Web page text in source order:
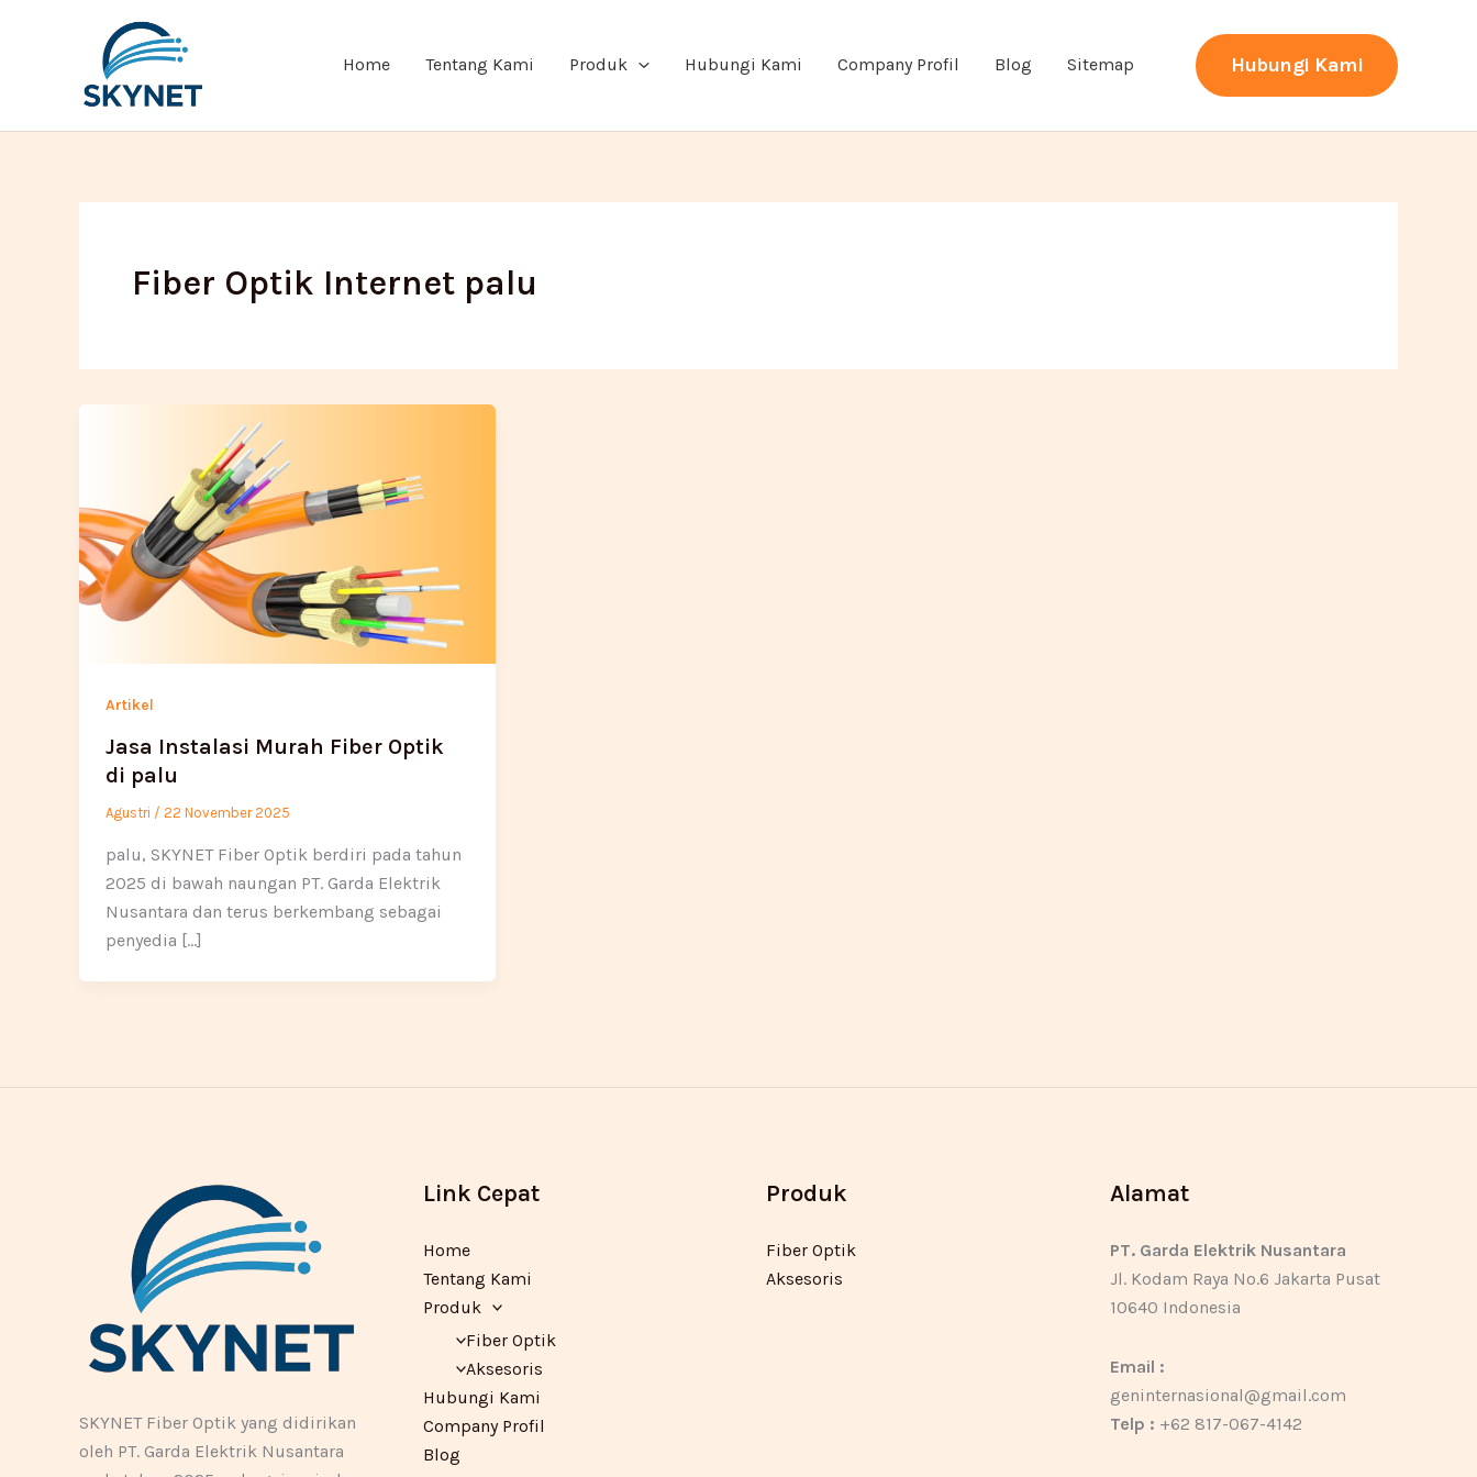
Home Tentang Kami Produk Hubungi Kami Company Profil Blog Sitemap Hubungi Kami
Fiber Optik Internet palu
Artikel
Jasa Instalasi Murah Fiber Optik
di palu
Agustri / 22 November 2025
palu, SKYNET Fiber Optik berdiri pada tahun
2025 di bawah naungan PT. Garda Elektrik
Nusantara dan terus berkembang sebagai
penyedia […]
SKYNET Fiber Optik yang didirikan
oleh PT. Garda Elektrik Nusantara
Link Cepat
Home
Tentang Kami
Produk
Fiber Optik
Aksesoris
Hubungi Kami
Company Profil
Blog
Produk
Fiber Optik
Aksesoris
Alamat
PT. Garda Elektrik Nusantara
Jl. Kodam Raya No.6 Jakarta Pusat
10640 Indonesia
Email :
geninternasional@gmail.com
Telp : +62 817-067-4142